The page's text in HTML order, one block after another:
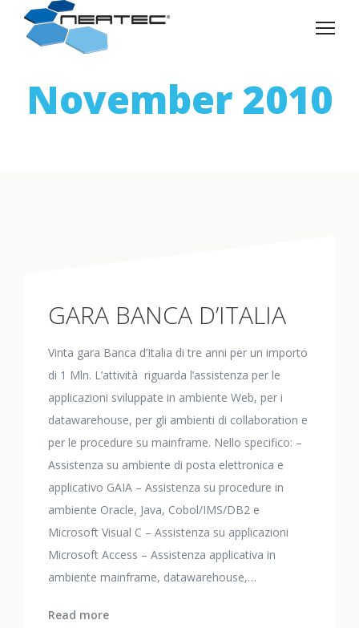
November 2010
GARA BANCA D’ITALIA
Vinta gara Banca d’Italia di tre anni per un importo
di 1 Mln. L’attività riguarda l’assistenza per le
applicazioni sviluppate in ambiente Web, per i
datawarehouse, per gli ambienti di collaboration e
per le procedure su mainframe. Nello specifico: –
Assistenza su ambiente di posta elettronica e
applicativo GAIA – Assistenza su procedure in
ambiente Oracle, Java, Cobol/IMS/DB2 e
Microsoft Visual C – Assistenza su applicazioni
Microsoft Access – Assistenza applicativa in
ambiente mainframe, datawarehouse,…
Read more